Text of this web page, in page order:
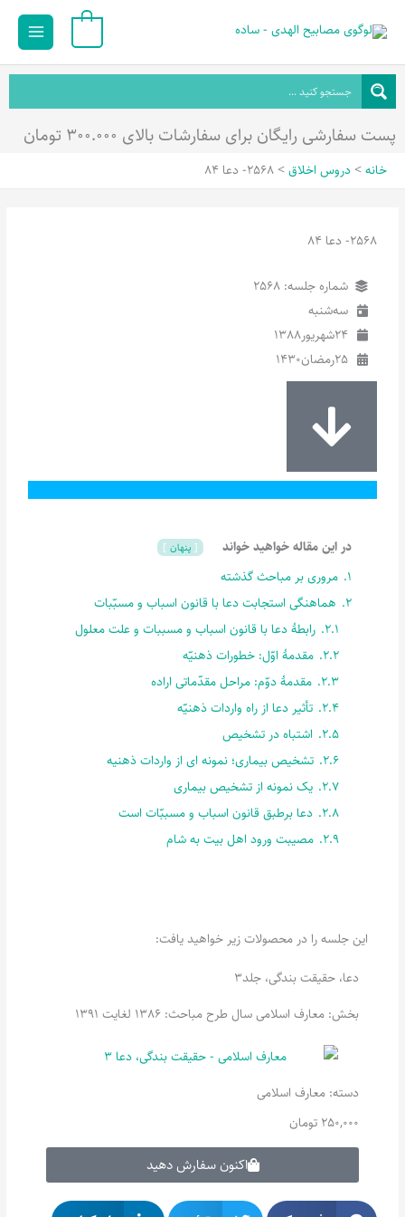
محتوا
Main
پست سفارشی رایگان برای سفارشات بالای ۳۰۰.۰۰۰ تومان
خانه دروس اخلاق 2568- دعا 84
2568- دعا 84
شماره جلسه: 2568
سه‌شنبه
24شهریور1388
25رمضان1430
در این مقاله خواهید خواند پنهان
1. مروری بر مباحث گذشته
2. هماهنگی استجابت دعا با قانون اسباب و مسبّبات
2.1. رابطۀ دعا با قانون اسباب و مسببات و علت معلول
2.2. مقدمۀ اوّل: خطورات ذهنیّه
2.3. مقدمۀ دوّم: مراحل مقدّماتی اراده
2.4. تأثیر دعا از راه واردات ذهنیّه
2.5. اشتباه در تشخیص
2.6. تشخیص بیماری؛ نمونه ای از واردات ذهنیه
2.7. یک نمونه از تشخیص بیماری
2.8. دعا برطبق قانون اسباب و مسببّات است
2.9. مصیبت ورود اهل بیت به شام
این جلسه را در محصولات زیر خواهید یافت:
دعا، حقیقت بندگی، جلد3
بخش: معارف اسلامی سال طرح مباحث: 1386 لغایت 1391
دسته:معارف اسلامی
250,000 تومان
اکنون سفارش دهید